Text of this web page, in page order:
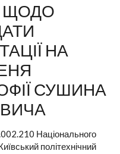
ЩОДО
НА
СУШИНА
Національного
політехнічний